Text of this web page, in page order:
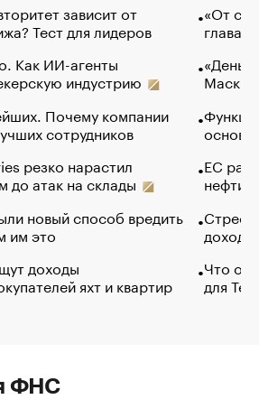
зависит от
Тест для лидеров
Как ИИ-агенты
индустрию
Почему компании
сотрудников
резко нарастил
до атак на склады
новый способ вредить
им это
доходы
яхт и квартир
«От
глава
Маск в
основ
ЕС
нефти
Что
для
ФНС